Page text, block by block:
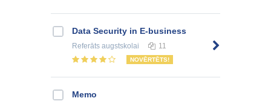
Data Security in E-business
Referāts augstskolai 11
NOVĒRTĒTS!
Memo